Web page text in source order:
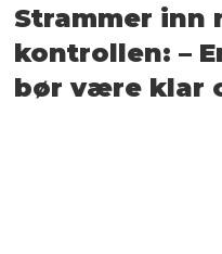
Strammer inn
kontrollen: –
bør være klar